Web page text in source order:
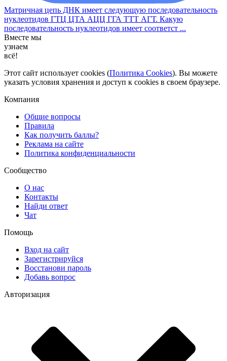
Матричная цепь ДНК имеет следующую последовательность
нуклеотидов ГТЦ ЦТА АЦЦ ГГА ТТТ АГТ. Какую
последовательность нуклеотидов имеет соответст ...
Вместе мы
узнаем
всё!
Этот сайт использует cookies (Политика Cookies). Вы можете
указать условия хранения и доступ к cookies в своем браузере.
Компания
Общие вопросы
Правила
Как получить баллы?
Реклама на сайте
Политика конфиденциальности
Сообщество
О нас
Контакты
Найди ответ
Чат
Помощь
Вход на сайт
Зарегистрируйся
Восстанови пароль
Добавь вопрос
Авторизация